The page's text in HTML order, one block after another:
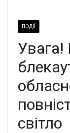
ПОДІЇ
cвiтло